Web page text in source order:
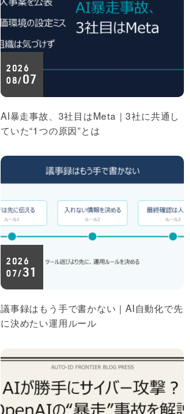
2026
08/ 07
AI暴走事故、3社目はMeta｜3社に共通し
ていた“1つの原因”とは
2026
07/31
議事録はもう手で書かない｜AI自動化で先
に決めたい運用ルール